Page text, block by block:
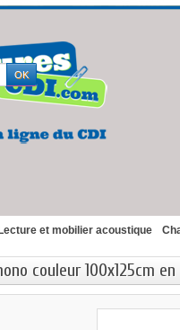
et mobilier acoustique
couleur 100x125cm